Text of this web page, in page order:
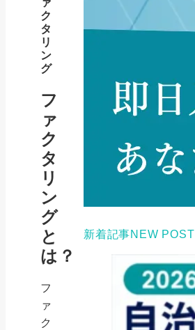
ァ
ク
タ
リ
ン
グ
フ
ァ
ク
タ
リ
ン
グ
と
は？
フ
ァ
ク
新着記事NEW POST